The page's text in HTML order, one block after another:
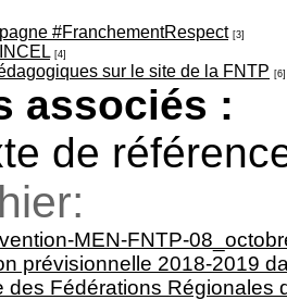
#FranchementRespect [3]
[4]
sur le site de la FNTP [6]
associés :
de
MEN-FNTP-
prévisionnelle 2018-2019
des Fédérations Régionales